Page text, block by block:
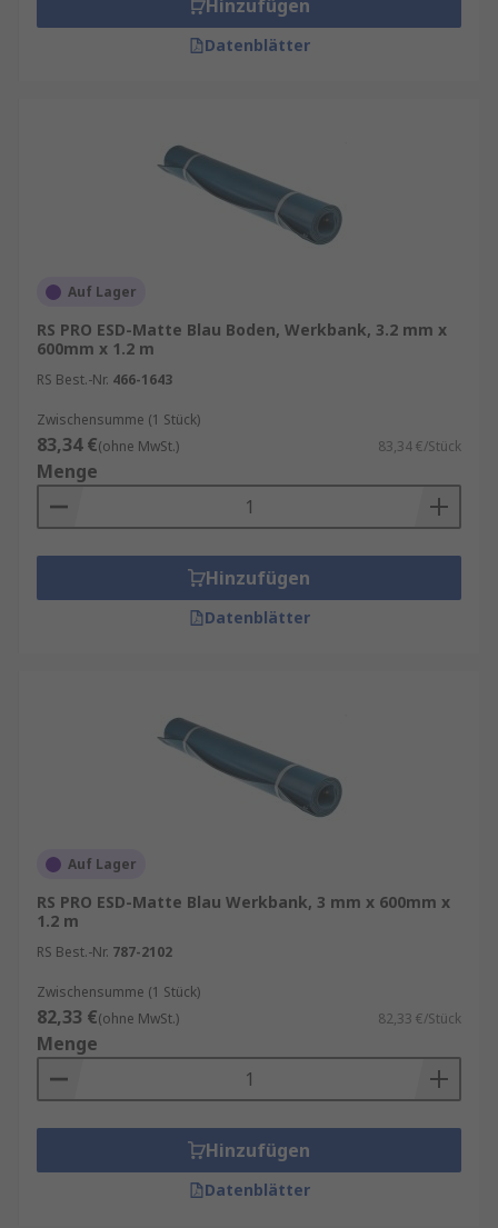
Hinzufügen
Datenblätter
Auf Lager
RS PRO ESD-Matte Blau Boden, Werkbank, 3.2 mm x
600mm x 1.2 m
RS Best.-Nr. 466-1643
Zwischensumme (1 Stück)
83,34 €(ohne MwSt.) 83,34 €/Stück
Menge
Hinzufügen
Datenblätter
Auf Lager
RS PRO ESD-Matte Blau Werkbank, 3 mm x 600mm x
1.2 m
RS Best.-Nr. 787-2102
Zwischensumme (1 Stück)
82,33 €(ohne MwSt.) 82,33 €/Stück
Menge
Hinzufügen
Datenblätter